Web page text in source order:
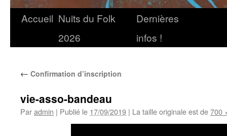
Accueil Nuits du Folk
2026
Dernières
infos !
← Confirmation d’inscription
vie-asso-bandeau
Paradmin | Publié le 17/09/2019 | La taille originale est de700